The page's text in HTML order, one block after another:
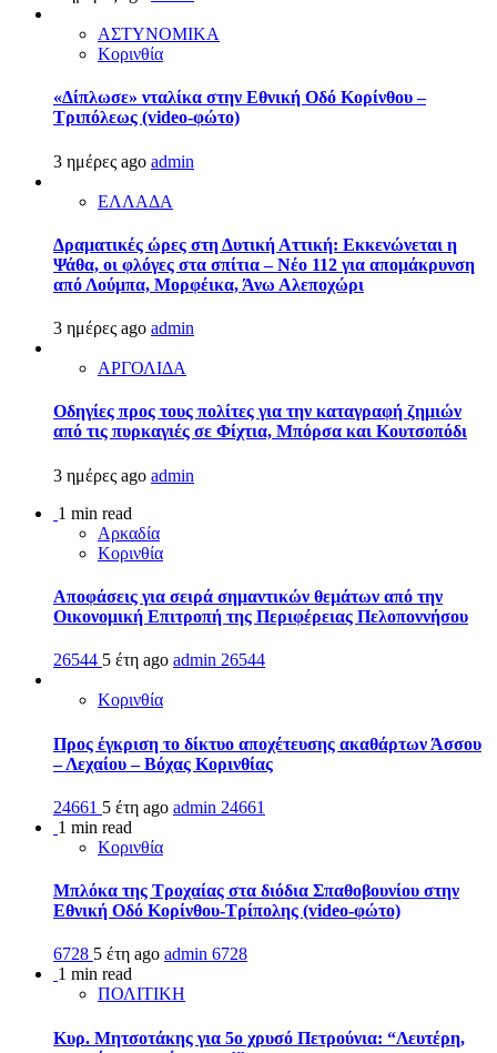
ΑΣΤΥΝΟΜΙΚΑ
Κορινθία
«Δίπλωσε» νταλίκα στην Εθνική Oδό Κορίνθου –
Τριπόλεως (video-φώτο)
3 ημέρες ago admin
ΕΛΛΑΔΑ
Δραματικές ώρες στη Δυτική Αττική: Εκκενώνεται η
Ψάθα, οι φλόγες στα σπίτια – Νέο 112 για απομάκρυνση
από Λούμπα, Μορφέικα, Άνω Αλεποχώρι
3 ημέρες ago admin
ΑΡΓΟΛΙΔΑ
Οδηγίες προς τους πολίτες για την καταγραφή ζημιών
από τις πυρκαγιές σε Φίχτια, Μπόρσα και Κουτσοπόδι
3 ημέρες ago admin
1 min read
Αρκαδία
Κορινθία
Αποφάσεις για σειρά σημαντικών θεμάτων από την
Οικονομική Επιτροπή της Περιφέρειας Πελοποννήσου
26544 5 έτη ago admin 26544
Κορινθία
Προς έγκριση το δίκτυο αποχέτευσης ακαθάρτων Άσσου
– Λεχαίου – Βόχας Κορινθίας
24661 5 έτη ago admin 24661
1 min read
Κορινθία
Μπλόκα της Τροχαίας στα διόδια Σπαθοβουνίου στην
Εθνική Οδό Κορίνθου-Τρίπολης (video-φώτο)
6728 5 έτη ago admin 6728
1 min read
ΠΟΛΙΤΙΚΗ
Κυρ. Μητσοτάκης για 5ο χρυσό Πετρούνια: “Λευτέρη,